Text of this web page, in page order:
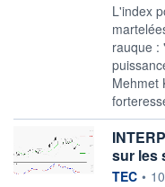
L'index
rauque :
Mehmet
sur les
TEC •